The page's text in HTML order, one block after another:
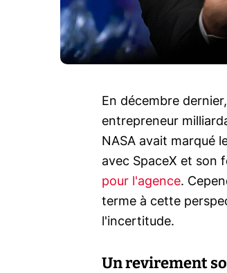
En décembre
entrepreneur
NASA avait marqué
avec SpaceX et son
pour l'agence.
terme à cette
l'incertitude.
Un revirement